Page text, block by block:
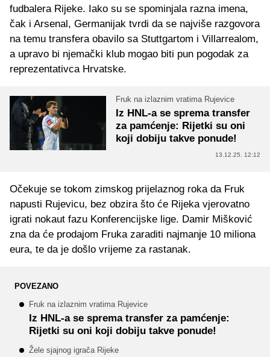
fudbalera Rijeke. Iako su se spominjala razna imena,
čak i Arsenal, Germanijak tvrdi da se najviše razgovora
na temu transfera obavilo sa Stuttgartom i Villarrealom,
a upravo bi njemački klub mogao biti pun pogodak za
reprezentativca Hrvatske.
Fruk na izlaznim vratima Rujevice
Iz HNL-a se sprema transfer
za pamćenje: Rijetki su oni
koji dobiju takve ponude!
13.12.25. 12:12
Očekuje se tokom zimskog prijelaznog roka da Fruk
napusti Rujevicu, bez obzira što će Rijeka vjerovatno
igrati nokaut fazu Konferencijske lige. Damir Mišković
zna da će prodajom Fruka zaraditi najmanje 10 miliona
eura, te da je došlo vrijeme za rastanak.
POVEZANO
Fruk na izlaznim vratima Rujevice
Iz HNL-a se sprema transfer za pamćenje:
Rijetki su oni koji dobiju takve ponude!
Žele sjajnog igrača Rijeke